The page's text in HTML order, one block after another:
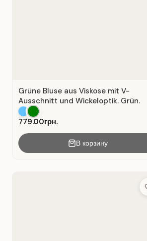
Grüne Bluse aus Viskose mit V-
Ausschnitt und Wickeloptik. Grün.
779.00грн.
В корзину